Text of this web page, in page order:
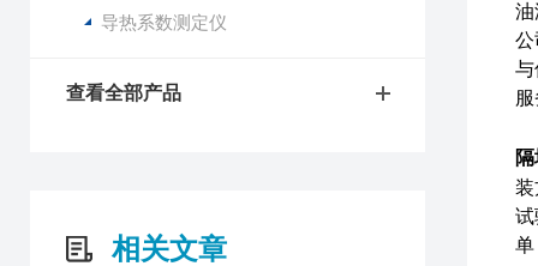
导热系数测定仪
查看全部产品
相关文章
油
公
与
装
试
单